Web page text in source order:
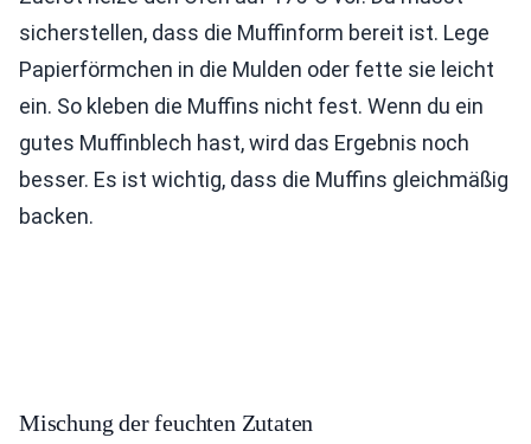
sicherstellen, dass die Muffinform bereit ist. Lege
Papierförmchen in die Mulden oder fette sie leicht
ein. So kleben die Muffins nicht fest. Wenn du ein
gutes Muffinblech hast, wird das Ergebnis noch
besser. Es ist wichtig, dass die Muffins gleichmäßig
backen.
Mischung der feuchten Zutaten